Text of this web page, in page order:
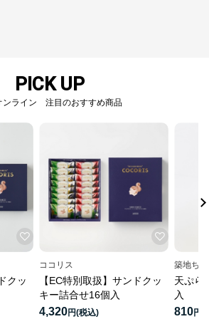
PICK UP
ンライン 注目のおすすめ商品
クッ
ココリス
【EC特別取扱】サンドクッ
キー詰合せ16個入
4,320円
築地ち
天ぷら
入
810円